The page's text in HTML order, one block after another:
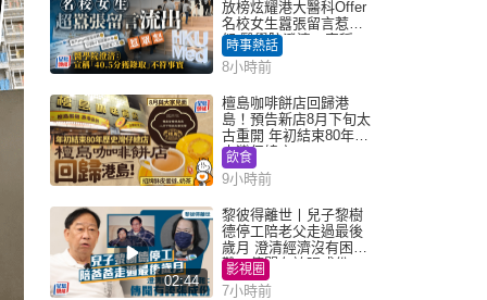
放榜炫耀港大醫科Offer
名校女生囂張留言惹眾
怒 醫學院澄清：宣稱
「40.5分獲錄取」不符事
實｜Juicy叮
時事熱話
8小時前
檀島咖啡餅店回歸港
島！預告新店8月下旬太
古重開 年初結束80年歷
史灣仔總店
飲食
9小時前
02:44
黎彼得離世丨兒子黎樹
德停工陪老父走過最後
歲月 澄清經濟沒有困
難：傳聞有誇張成份
影視圈
7小時前